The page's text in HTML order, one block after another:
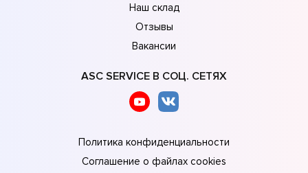
Наш склад
Отзывы
Вакансии
ASC SERVICE В СОЦ. СЕТЯХ
Политика конфиденциальности
Соглашение о файлах cookies